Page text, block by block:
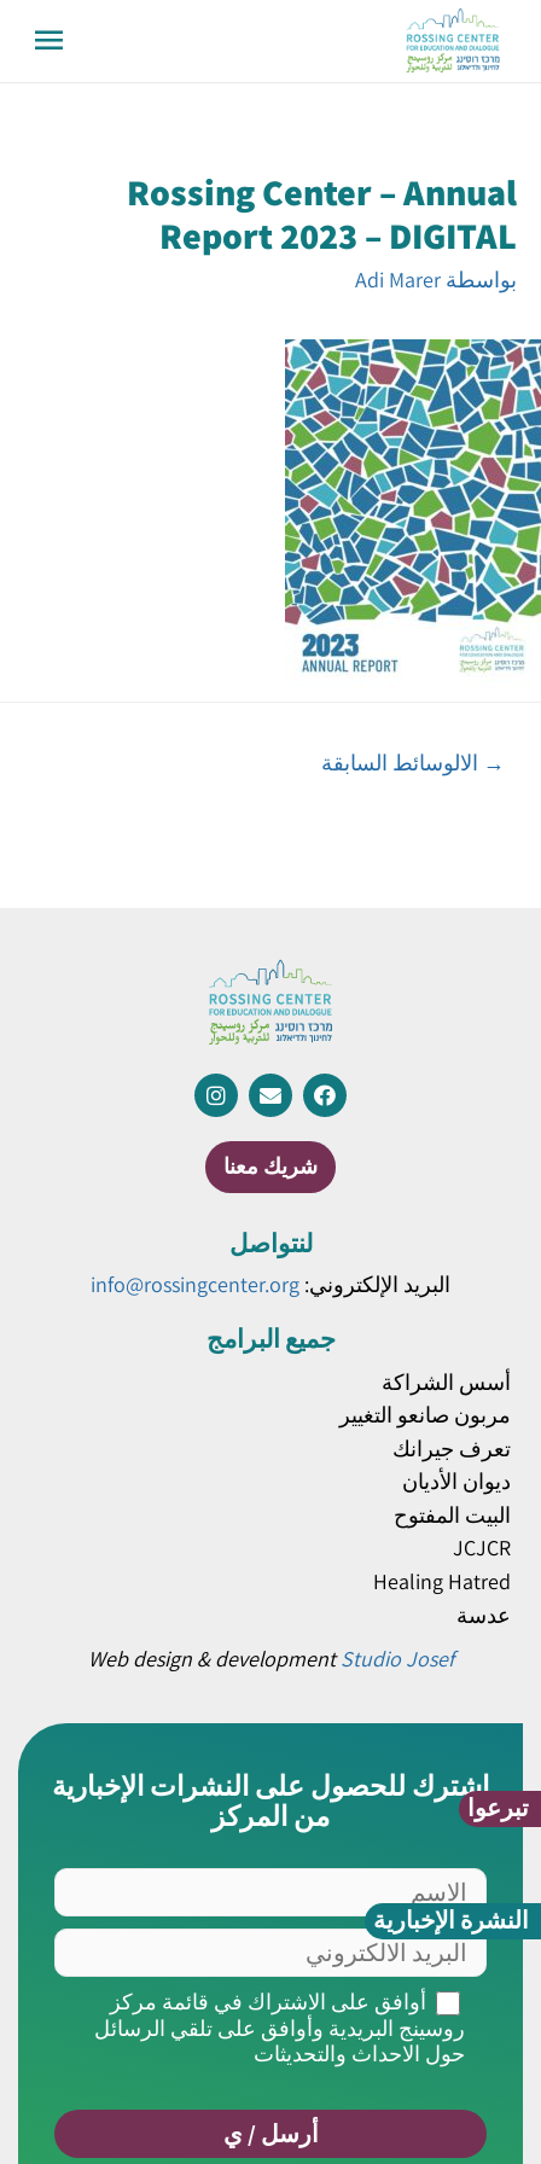
Rossing Center – Annual
Report 2023 – DIGITAL
بواسطة Adi Marer
→ الالوسائط السابقة
تبرعوا
النشرة الإخبارية
شريك معنا
لنتواصل
البريد الإلكتروني: info@rossingcenter.org
جميع البرامج
أسس الشراكة
مربون صانعو التغيير
تعرف جيرانك
ديوان الأديان
البيت المفتوح
JCJCR
Healing Hatred
عدسة
Web design & developmentStudio Josef
اشترك للحصول على النشرات الإخبارية
من المركز
الاسم
البريد
الالكتروني
أوافق
على
الاشتراك
مركز
روسينج
أوافق على الاشتراك في قائمة مركز
روسينج البريدية وأوافق على تلقي الرسائل
حول الاحداث والتحديثات